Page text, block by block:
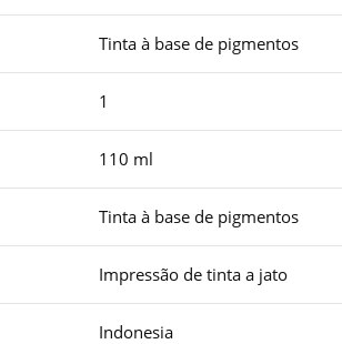
Tinta à base de pigmentos
1
110 ml
Tinta à base de pigmentos
Impressão de tinta a jato
Indonesia